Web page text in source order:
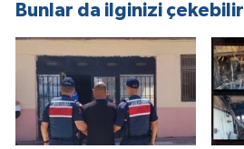
Bunlar da ilginizi çekebilir